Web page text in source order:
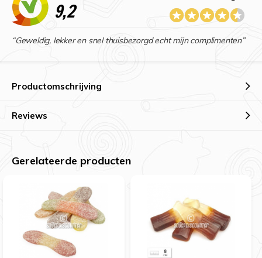
9,2
“Geweldig, lekker en snel thuisbezorgd echt mijn complimenten”
Productomschrijving
Reviews
Gerelateerde producten